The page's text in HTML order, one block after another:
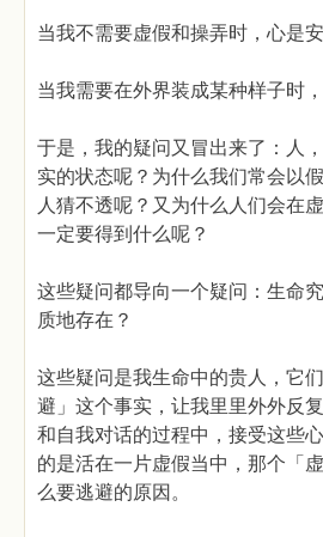
当我不需要虚假和操弄时，心是安
当我需要在外界装成某种样子时
于是，我的疑问又冒出来了：人
实的状态呢？为什么我们常会以
人猜不透呢？又为什么人们会在
一定要得到什么呢？
这些疑问都导向一个疑问：生命
质地存在？
这些疑问是我生命中的贵人，它
避」这个事实，让我里里外外反
和自我对话的过程中，接受这些
的是活在一片虚假当中，那个「
么要逃避的原因。